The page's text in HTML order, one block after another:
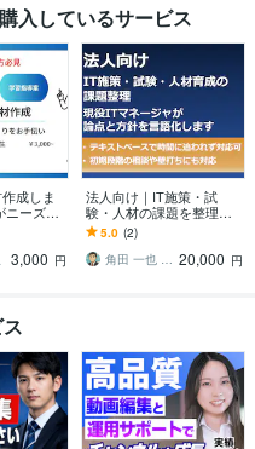
入しているサービス
成しま
ーズに
をお手
3,000 円
法人向け｜IT施策・試
験・人材の課題を整理し
ます 現役ITマネージャに
よる方針相談・論点整理
（テキストのみ）
5.0 (2)
角田 一也 ＠ 現役ITマネージャー 20,000 円